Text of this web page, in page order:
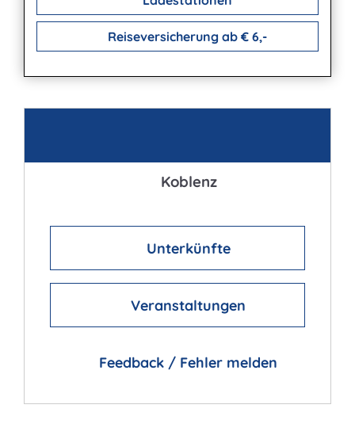
Reiseversicherung ab € 6,-
Koblenz
Unterkünfte
Veranstaltungen
Feedback / Fehler melden